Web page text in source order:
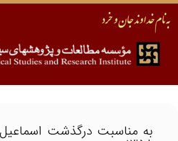
به مناسبت درگذشت اسماعیل